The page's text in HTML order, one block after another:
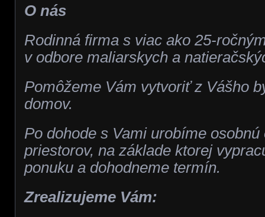
O nás
Rodinná firma s viac ako 25-
v odbore maliarskych a
Pomôžeme Vám vytvoriť z Vášho
domov.
Po dohode s Vami urobíme osobnú
priestorov, na základe ktorej
ponuku a dohodneme termín.
Zrealizujeme Vám: